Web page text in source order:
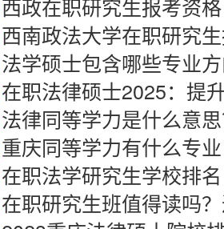
西政在职研究生报考资格
西南政法大学在职研究
法学硕士包含哪些专业方向
在职法律硕士2025：提
法律同等学力是什么意
重庆同等学力有什么专业
在职法学研究生学校排名
在职研究生班值得读吗